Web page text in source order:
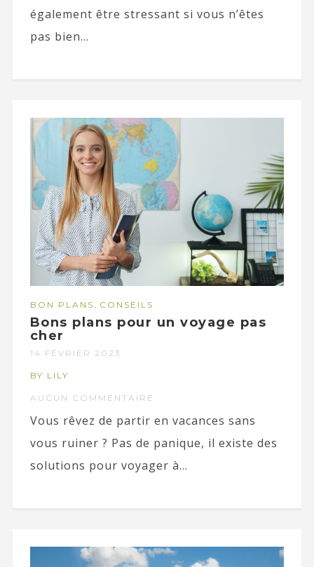
également être stressant si vous n’êtes
pas bien...
BON PLANS , CONSEILS
Bons plans pour un voyage pas
cher
14 FÉVRIER 2023
BY LILY
AUCUN COMMENTAIRE
Vous rêvez de partir en vacances sans
vous ruiner ? Pas de panique, il existe des
solutions pour voyager à...